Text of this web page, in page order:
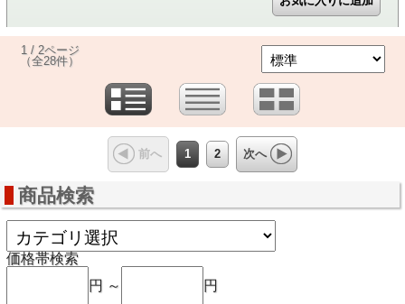
1 / 2ページ
（全28件）
前へ 1 2 次へ
商品検索
価格帯検索
円 ～
円